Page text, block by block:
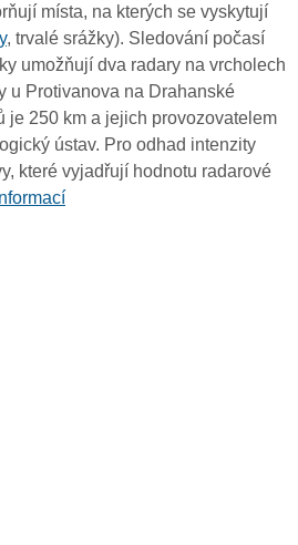
místa, na kterých se vyskytují
, trvalé srážky). Sledování počasí
umožňují dva radary na vrcholech
u Protivanova na Drahanské
je 250 km a jejich provozovatelem
ústav. Pro odhad intenzity
které vyjadřují hodnotu radarové